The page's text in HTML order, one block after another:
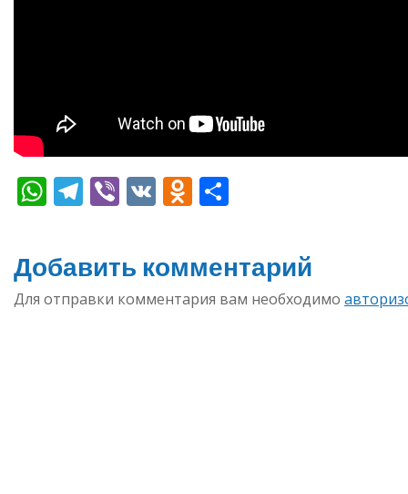
WhatsApp
Telegram
Viber
VK Odnoklassniki
Добавить комментарий
Для отправки комментария вам необходимо